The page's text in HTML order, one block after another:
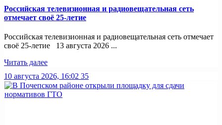
Российская телевизионная и радиовещательная сеть
отмечает своё 25-летие
Российская телевизионная и радиовещательная сеть отмечает
своё 25-летие 13 августа 2026 ...
Читать далее
10 августа 2026, 16:02 35